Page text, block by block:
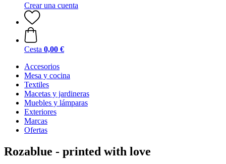
Crear una cuenta
Cesta 0,00 €
Accesorios
Mesa y cocina
Textiles
Macetas y jardineras
Muebles y lámparas
Exteriores
Marcas
Ofertas
Rozablue - printed with love